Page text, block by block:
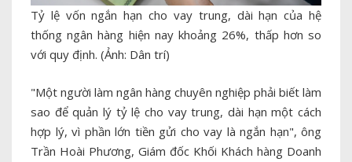
Tỷ lệ vốn ngắn hạn cho vay trung, dài hạn của hệ
thống ngân hàng hiện nay khoảng 26%, thấp hơn so
với quy định. (Ảnh: Dân trí)
"Một người làm ngân hàng chuyên nghiệp phải biết làm
sao để quản lý tỷ lệ cho vay trung, dài hạn một cách
hợp lý, vì phần lớn tiền gửi cho vay là ngắn hạn", ông
Trần Hoài Phương, Giám đốc Khối Khách hàng Doanh